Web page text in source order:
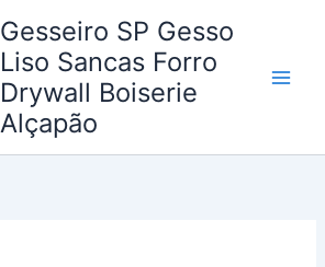
Gesseiro SP Gesso
Liso Sancas Forro
Drywall Boiserie
Alçapão